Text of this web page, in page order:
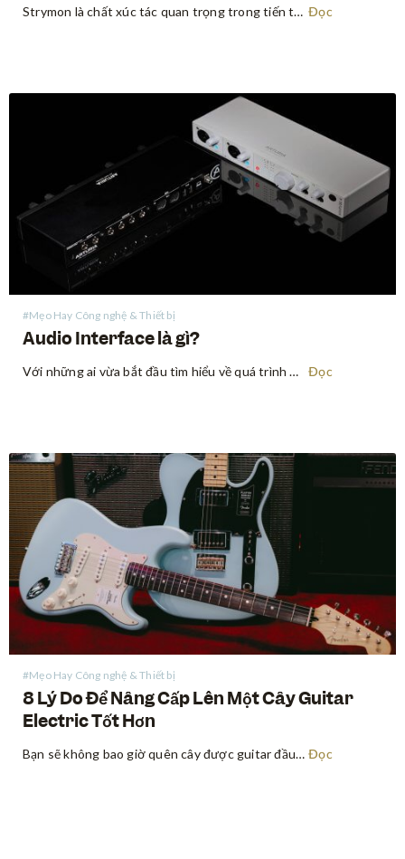
Strymon là chất xúc tác quan trọng trong tiến trình thay đổi tư duy “chất tiếng analog là hay nhất” trong giới guitar. Sau sự xuất hiện bùng nổ vào năm 2008, Strymon là một trong những công ty tiên phong trong việc ứng dụng con chip DSP để tạo… Đọc
#Mẹo Hay Công nghệ & Thiết bị
Audio Interface là gì?
Với những ai vừa bắt đầu tìm hiểu về quá trình ghi âm, audio interface (thiết bị xử lý âm thanh) có vẻ là một thuật ngữ khó nhằn về mặt chuyên môn, nhưng thực ra, nó không đáng sợ đến vậy. Audio interface là một thiết bị cho phép… Đọc
#Mẹo Hay Công nghệ & Thiết bị
8 Lý Do Để Nâng Cấp Lên Một Cây Guitar
Electric Tốt Hơn
Bạn sẽ không bao giờ quên cây được guitar đầu tiên. Vài người trong chúng ta thậm chí sẽ giữ nó suốt cả cuộc đời. Nhưng hầu hết mọi người đều không chỉ chơi một cây guitar, sẽ đến lúc chúng ta cảm thấy rằng chúng ta đã đạt đến… Đọc